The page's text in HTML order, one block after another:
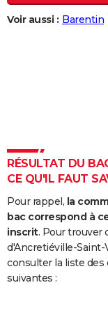
Destinations
City break
Voyage nature
Voyage de noces
Forum
Climat
+
PHOTO
Dictionnaire
Biographies
Citations
Expressions
Proverbes
PROGRAMME TV
COPAINS D'AVANT
Se connecter
Collèges
Universités
Service militaire
Avis de recherche
AVIS DE DÉCÈS
FORUM
Bricolage
Lifestyle
Culture
Sport
Auto
Television
Voyage
Cinema
Voir aussi : Barentin
RÉSULTAT DU
CE QU'IL FAUT
Pour rappel, la
bac correspond à
inscrit. Pour trouver
d'Ancretiéville-Saint-
consulter la liste
suivantes :